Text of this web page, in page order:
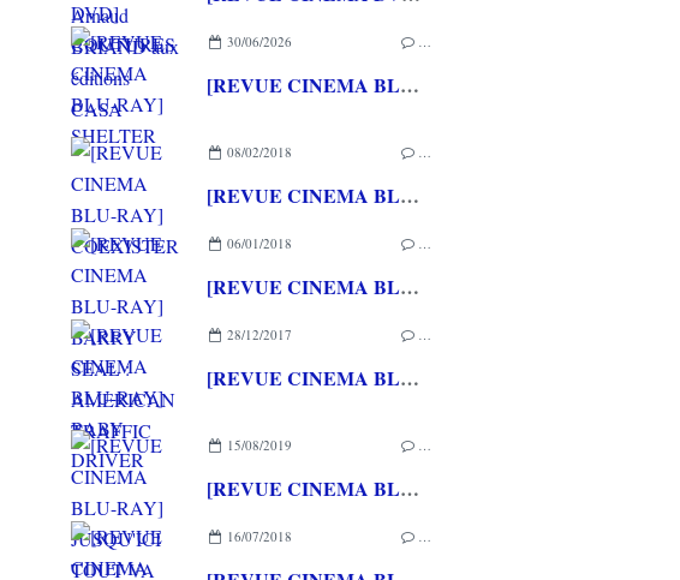
30/06/2026 …
[REVUE CINEMA BLU-RAY] SHELTER
08/02/2018 …
[REVUE CINEMA BLU-RAY] COEXISTER
06/01/2018 …
[REVUE CINEMA BLU-RAY] BARRY SEAL : AMERICAN TRAFFIC
28/12/2017 …
[REVUE CINEMA BLU-RAY] BABY DRIVER
15/08/2019 …
[REVUE CINEMA BLU-RAY] JUSQU'ICI TOUT VA BIEN
16/07/2018 …